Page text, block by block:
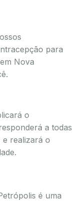
para
Nova
o
a todas
realizará o
é uma